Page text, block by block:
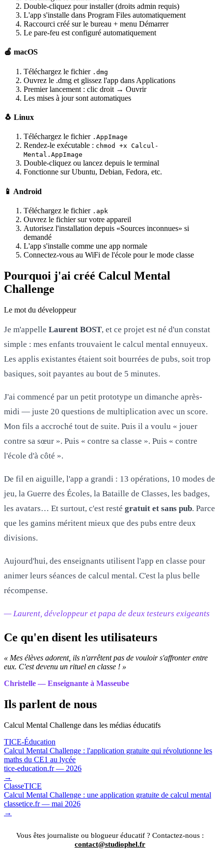
Double-cliquez pour installer (droits admin requis)
L'app s'installe dans Program Files automatiquement
Raccourci créé sur le bureau + menu Démarrer
Le pare-feu est configuré automatiquement
🍎 macOS
Téléchargez le fichier .dmg
Ouvrez le .dmg et glissez l'app dans Applications
Premier lancement : clic droit → Ouvrir
Les mises à jour sont automatiques
🐧 Linux
Téléchargez le fichier .AppImage
Rendez-le exécutable : chmod +x Calcul-
Mental.AppImage
Double-cliquez ou lancez depuis le terminal
Fonctionne sur Ubuntu, Debian, Fedora, etc.
📱 Android
Téléchargez le fichier .apk
Ouvrez le fichier sur votre appareil
Autorisez l'installation depuis «Sources inconnues» si
demandé
L'app s'installe comme une app normale
Connectez-vous au WiFi de l'école pour le mode classe
Pourquoi j'ai créé Calcul Mental
Challenge
Le mot du développeur
Je m'appelle Laurent BOST, et ce projet est né d'un constat
simple : mes enfants trouvaient le calcul mental ennuyeux.
Les applis existantes étaient soit bourrées de pubs, soit trop
basiques, soit payantes au bout de 5 minutes.
J'ai commencé par un petit prototype un dimanche après-
midi — juste 20 questions de multiplication avec un score.
Mon fils a accroché tout de suite. Puis il a voulu « jouer
contre sa sœur ». Puis « contre sa classe ». Puis « contre
l'école d'à côté ».
De fil en aiguille, l'app a grandi : 13 opérations, 10 modes de
jeu, la Guerre des Écoles, la Bataille de Classes, les badges,
les avatars… Et surtout, c'est resté gratuit et sans pub. Parce
que les gamins méritent mieux que des pubs entre deux
divisions.
Aujourd'hui, des enseignants utilisent l'app en classe pour
animer leurs séances de calcul mental. C'est la plus belle
récompense.
— Laurent, développeur et papa de deux testeurs exigeants
Ce qu'en disent les utilisateurs
« Mes élèves adorent, ils n'arrêtent pas de vouloir s'affronter entre
eux. C'est devenu un rituel en classe ! »
Christelle — Enseignante à Masseube
Ils parlent de nous
Calcul Mental Challenge dans les médias éducatifs
TICE-Éducation
Calcul Mental Challenge : l'application gratuite qui révolutionne les
maths du CE1 au lycée
tice-education.fr — 2026
→
ClasseTICE
Calcul Mental Challenge : une application gratuite de calcul mental
classetice.fr — mai 2026
→
Vous êtes journaliste ou blogueur éducatif ? Contactez-nous :
contact@studiophel.fr